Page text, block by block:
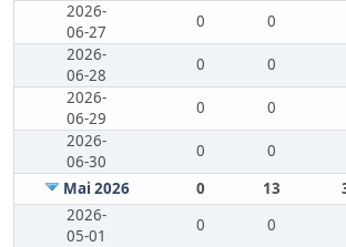
2026-
06-27
0 0
2026-
06-28
0 0
2026-
06-29
0 0
2026-
06-30
0 0
Mai 2026
0 13
2026-
05-01
0 0